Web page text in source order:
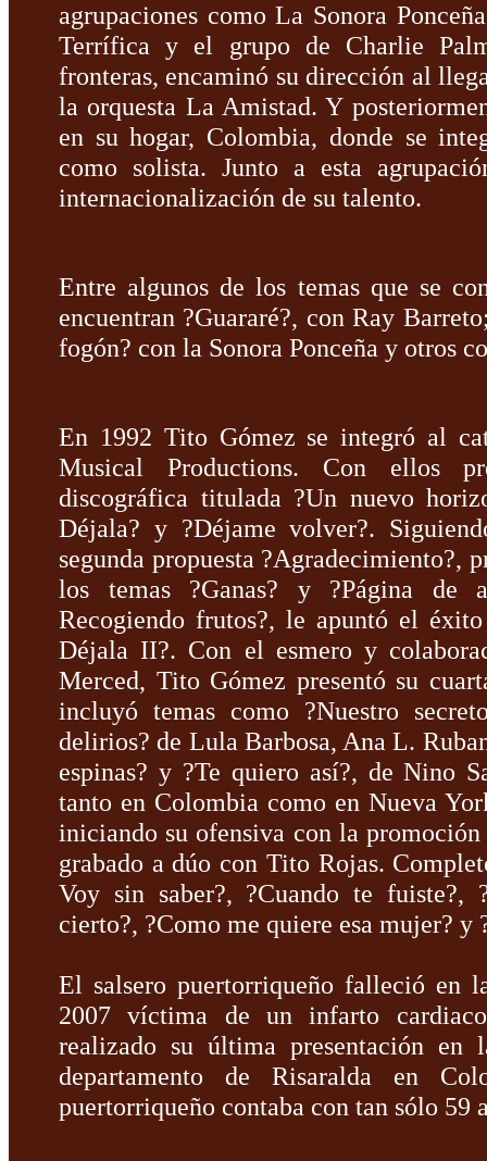
agrupaciones como La Sonora
Terrífica y el grupo de Charlie
fronteras, encaminó su dirección al
la orquesta La Amistad. Y
en su hogar, Colombia, donde se
como solista. Junto a esta
internacionalización de su talento.
Entre algunos de los temas que se
encuentran ?Guararé?, con Ray
fogón? con la Sonora Ponceña y otros
En 1992 Tito Gómez se integró al
Musical Productions. Con ellos
discográfica titulada ?Un nuevo
Déjala? y ?Déjame volver?.
segunda propuesta ?Agradecimiento?,
los temas ?Ganas? y ?Página de
Recogiendo frutos?, le apuntó el
Déjala II?. Con el esmero y
Merced, Tito Gómez presentó su
incluyó temas como ?Nuestro
delirios? de Lula Barbosa, Ana L.
espinas? y ?Te quiero así?, de Nino
tanto en Colombia como en Nueva
iniciando su ofensiva con la
grabado a dúo con Tito Rojas.
Voy sin saber?, ?Cuando te fuiste?,
cierto?, ?Como me quiere esa mujer? y
El salsero puertorriqueño falleció en
2007 víctima de un infarto
realizado su última presentación en
departamento de Risaralda en
puertorriqueño contaba con tan sólo 59